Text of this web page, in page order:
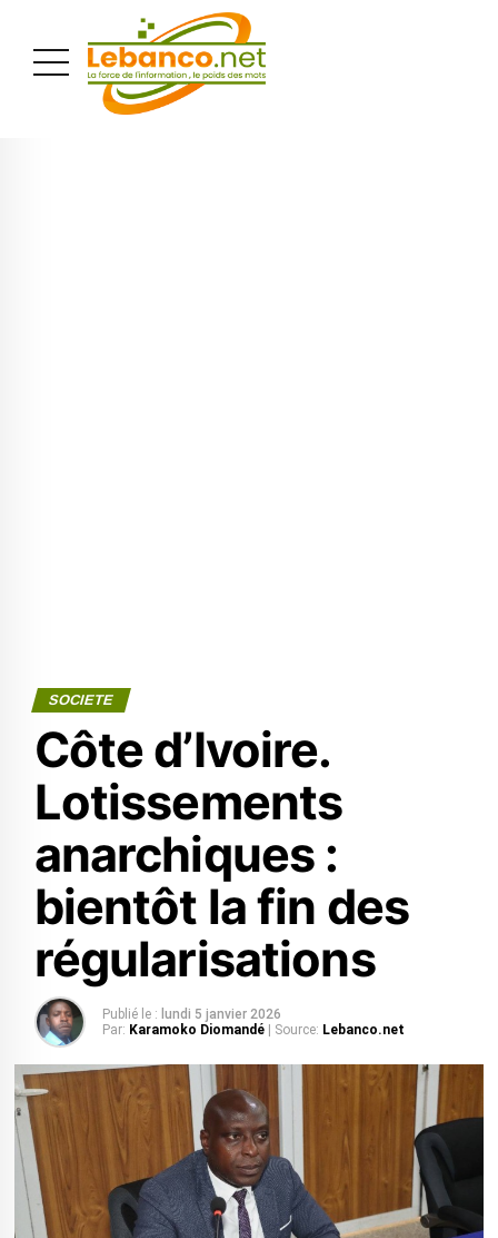
SOCIETE
Côte d’Ivoire.
Lotissements
anarchiques :
bientôt la fin des
régularisations
Publié le : lundi 5 janvier 2026
Par: Karamoko Diomandé | Source: Lebanco.net